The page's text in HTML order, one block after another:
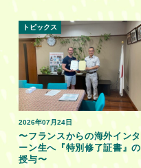
2026年07月24日
トピックス
〜フランスからの海外インタ
ーン生へ『特別修了証書』の
授与〜